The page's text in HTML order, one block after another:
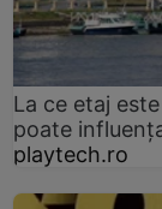
La ce etaj
poate
playtech.ro